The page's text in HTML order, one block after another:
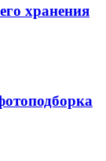
хранения